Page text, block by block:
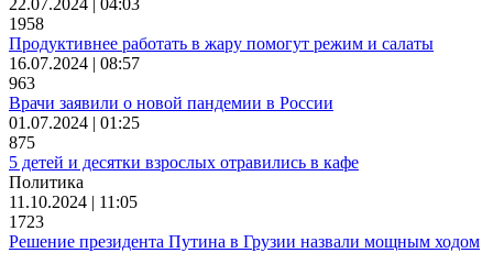
1958
Продуктивнее работать в жару помогут режим и салаты
16.07.2024 | 08:57
963
Врачи заявили о новой пандемии в России
01.07.2024 | 01:25
875
5 детей и десятки взрослых отравились в кафе
Политика
11.10.2024 | 11:05
1723
Решение президента Путина в Грузии назвали мощным ходом